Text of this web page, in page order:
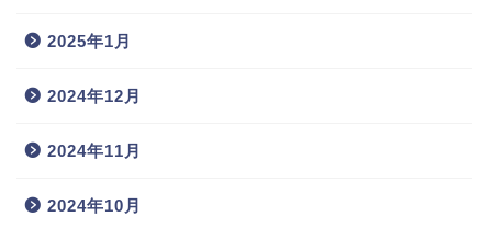
2025年1月
2024年12月
2024年11月
2024年10月